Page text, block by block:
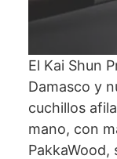
El Kai Shun
Damasco y
cuchillos
mano, con
PakkaWood,